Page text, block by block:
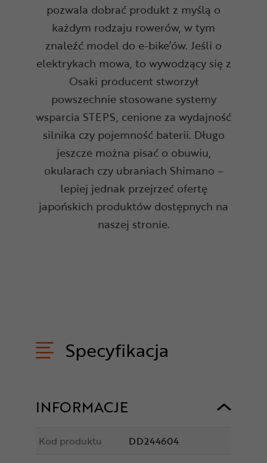
pozwala dobrać produkt z myślą o
każdym rodzaju rowerów, w tym
znaleźć model do e-bike’ów. Jeśli o
elektrykach mowa, to wywodzący się z
Osaki producent stworzył
powszechnie stosowane systemy
wsparcia STEPS, cenione za wydajność
silnika czy pojemność baterii. Długo
jeszcze można pisać o obuwiu,
okularach czy ubraniach Shimano –
lepiej jednak przejrzeć ofertę
japońskich produktów dostępnych na
naszej stronie.
Specyfikacja
INFORMACJE
Kod produktu
DD244604